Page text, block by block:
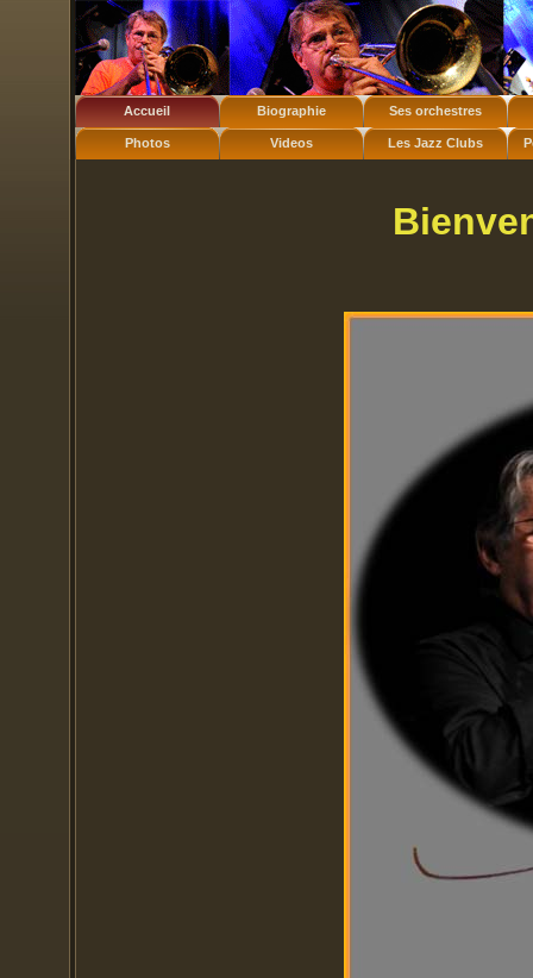
Accueil Biographie Ses orchestres
Photos Videos Les Jazz Clubs